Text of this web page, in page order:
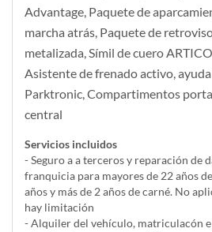
Advantage, Paquete de
marcha atrás, Paquete de
metalizada, Símil de cuero
Asistente de frenado activo,
Parktronic, Compartimentos
central
Servicios incluidos
- Seguro a a terceros y reparación de
franquicia para mayores de 22 años
años y más de 2 años de carné. No
hay limitación
- Alquiler del vehí­culo, matriculacón